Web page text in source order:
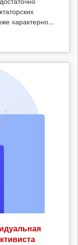
характерно...